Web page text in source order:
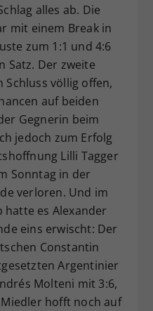
alles ab. Die
mit einem Break in
zum 1:1 und 4:6
Satz. Der zweite
Schluss völlig offen,
auf beiden
Gegnerin beim
jedoch zum Erfolg
Lilli Tagger
Sonntag in der
verloren. Und im
hatte es Alexander
eins erwischt: Der
Constantin
Argentinier
Molteni mit 3:6,
hofft noch auf